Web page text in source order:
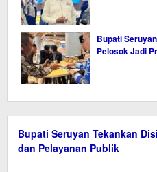
Bupati
Pelosok Jadi
Bupati Seruyan Tekankan
dan Pelayanan Publik